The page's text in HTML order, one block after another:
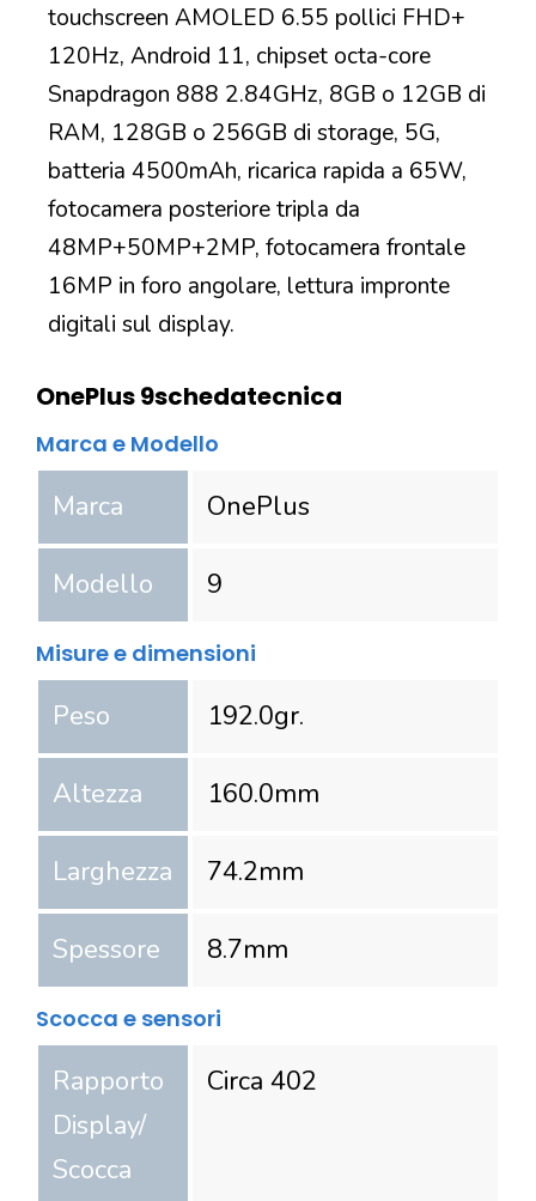
touchscreen AMOLED 6.55 pollici FHD+
120Hz, Android 11, chipset octa-core
Snapdragon 888 2.84GHz, 8GB o 12GB di
RAM, 128GB o 256GB di storage, 5G,
batteria 4500mAh, ricarica rapida a 65W,
fotocamera posteriore tripla da
48MP+50MP+2MP, fotocamera frontale
16MP in foro angolare, lettura impronte
digitali sul display.
OnePlus 9schedatecnica
Marca e Modello
Marca OnePlus
Modello 9
Misure e dimensioni
Peso 192.0gr.
Altezza 160.0mm
Larghezza 74.2mm
Spessore 8.7mm
Scocca e sensori
Rapporto
Display/
Scocca
Circa 402